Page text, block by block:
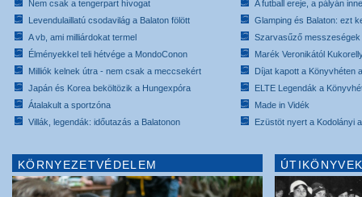
Nem csak a tengerpart hívogat
Levendulaillatú csodavilág a Balaton fölött
A vb, ami milliárdokat termel
Élményekkel teli hétvége a MondoConon
Milliók kelnek útra - nem csak a meccsekért
Japán és Korea beköltözik a Hungexpóra
Átalakult a sportzóna
Villák, legendák: időutazás a Balatonon
A futball ereje, a pályán
Glamping és Balaton: ezt
Szarvasűző messzeségek
Marék Veronikától
Díjat kapott a Könyvhéten
ELTE Legendák a
Made in Vidék
Ezüstöt nyert a Kodolányi
KÖRNYEZETVÉDELEM